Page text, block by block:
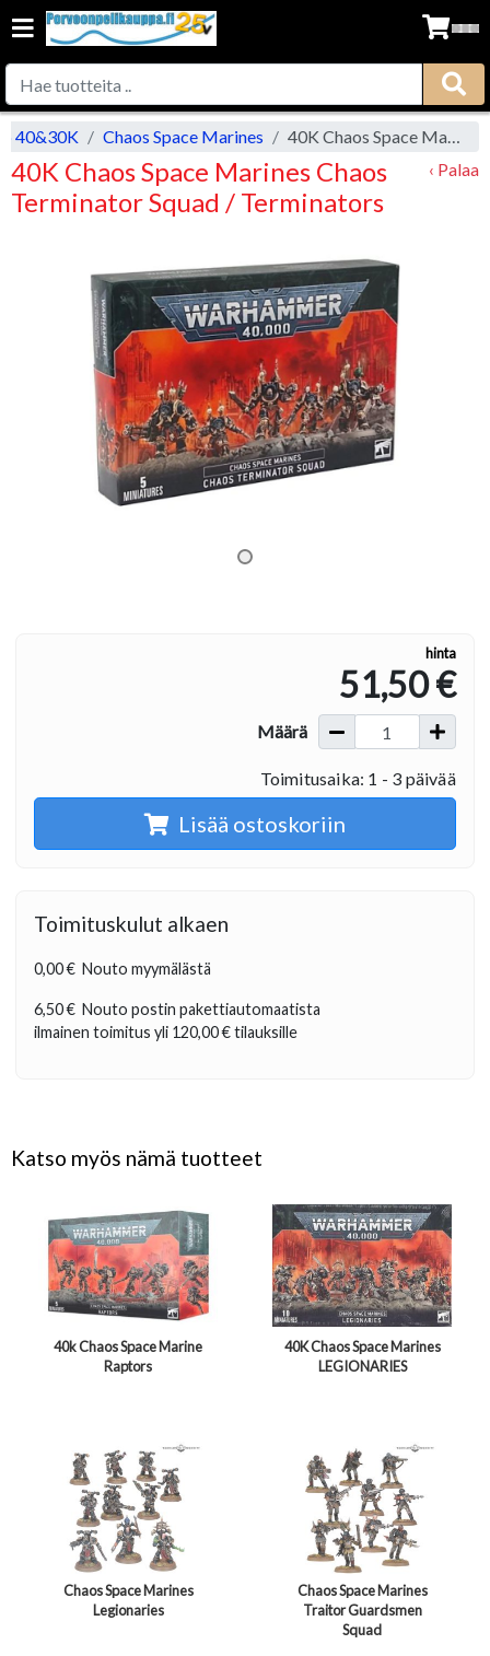
40&30K Chaos Space Marines 40K Chaos Space Marines Chaos Terminator Squad / Terminators
40K Chaos Space Marines Chaos
Terminator Squad / Terminators
‹ Palaa
hinta
51,50 €
Määrä
Toimitusaika: 1 - 3 päivää
Lisää ostoskoriin
Toimituskulut alkaen
0,00 € Nouto myymälästä
6,50 € Nouto postin pakettiautomaatista
ilmainen toimitus yli 120,00 €tilauksille
Katso myös nämä tuotteet
40k Chaos Space Marine
Raptors
40K Chaos Space Marines
LEGIONARIES
Chaos Space Marines
Legionaries
Chaos Space Marines
Traitor Guardsmen
Squad